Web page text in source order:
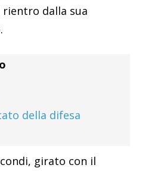
rientro dalla sua
della difesa
girato con il